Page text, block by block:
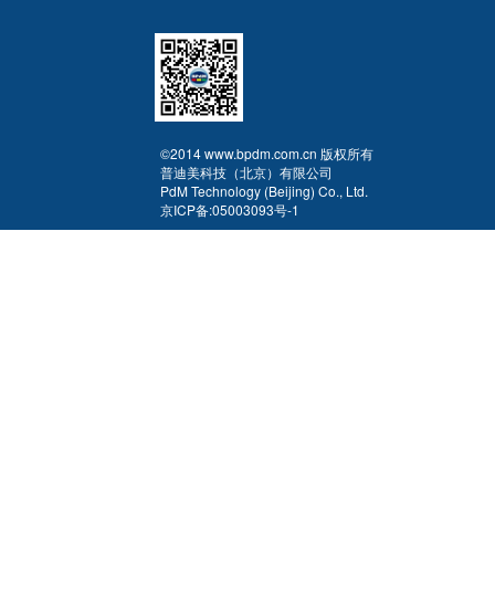
©2014 www.bpdm.com.cn 版权所有
普迪美科技（北京）有限公司
PdM Technology (Beijing) Co., Ltd.
京ICP备:05003093号-1